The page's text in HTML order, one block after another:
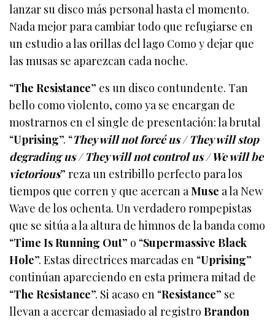
lanzar su disco más personal hasta el momento.
Nada mejor para cambiar todo que refugiarse en
un estudio a las orillas del lago Como y dejar que
las musas se aparezcan cada noche.
“The Resistance” es un disco contundente. Tan
bello como violento, como ya se encargan de
mostrarnos en el single de presentación: la brutal
“Uprising”. “They will not forcé us / They will stop
degrading us / They will not control us / We will be
victorious” reza un estribillo perfecto para los
tiempos que corren y que acercan aMuse a la New
Wave de los ochenta. Un verdadero rompepistas
que se sitúa a la altura de himnos de la banda como
“Time Is Running Out” o “Supermassive Black
Hole”. Estas directrices marcadas en “Uprising”
continúan apareciendo en esta primera mitad de
“The Resistance”. Si acaso en “Resistance” se
llevan a acercar demasiado al registroBrandon